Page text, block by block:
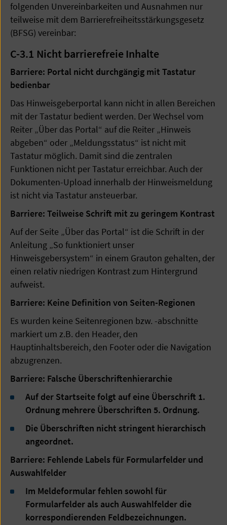
folgenden Unvereinbarkeiten und Ausnahmen nur
teilweise mit dem Barrierefreiheitsstärkungsgesetz
(BFSG) vereinbar:
C-3.1 Nicht barrierefreie Inhalte
Barriere: Portal nicht durchgängig mit Tastatur
bedienbar
Das Hinweisgeberportal kann nicht in allen Bereichen
mit der Tastatur bedient werden. Der Wechsel vom
Reiter „Über das Portal“ auf die Reiter „Hinweis
abgeben“ oder „Meldungsstatus“ ist nicht mit
Tastatur möglich. Damit sind die zentralen
Funktionen nicht per Tastatur erreichbar. Auch der
Dokumenten-Upload innerhalb der Hinweismeldung
ist nicht via Tastatur ansteuerbar.
Barriere: Teilweise Schrift mit zu geringem Kontrast
Auf der Seite „Über das Portal“ ist die Schrift in der
Anleitung „So funktioniert unser
Hinweisgebersystem“ in einem Grauton gehalten, der
einen relativ niedrigen Kontrast zum Hintergrund
aufweist.
Barriere: Keine Definition von Seiten-Regionen
Es wurden keine Seitenregionen bzw. -abschnitte
markiert um z.B. den Header, den
Hauptinhaltsbereich, den Footer oder die Navigation
abzugrenzen.
Barriere: Falsche Überschriftenhierarchie
Auf der Startseite folgt auf eine Überschrift 1.
Ordnung mehrere Überschriften 5. Ordnung.
Die Überschriften nicht stringent hierarchisch
angeordnet.
Barriere: Fehlende Labels für Formularfelder und
Auswahlfelder
Im Meldeformular fehlen sowohl für
Formularfelder als auch Auswahlfelder die
korrespondierenden Feldbezeichnungen.